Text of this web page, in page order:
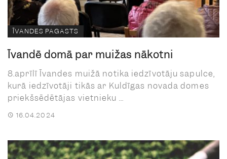
ĪVANDES PAGASTS
Īvandē domā par muižas nākotni
8.aprīlī Īvandes muižā notika iedzīvotāju sapulce,
kurā iedzīvotāji tikās ar Kuldīgas novada domes
priekšsēdētājas vietnieku ...
16.04.2024